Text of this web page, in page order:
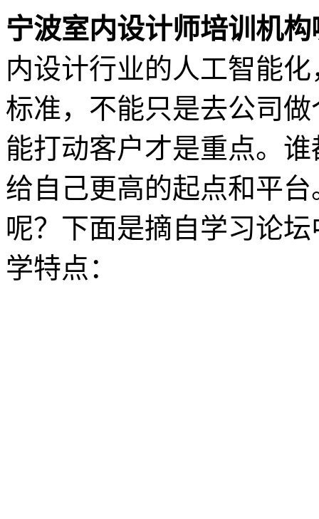
宁波室内设计师培训机
内设计行业的人工智能
标准，不能只是去公司
能打动客户才是重点。
给自己更高的起点和平
呢？下面是摘自学习论
学特点：